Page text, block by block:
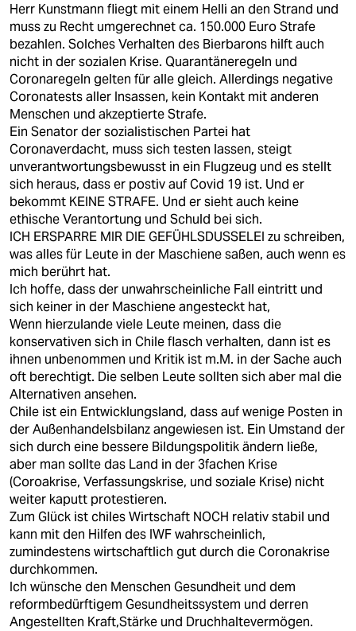
Herr Kunstmann fliegt mit einem Helli an den Strand und
muss zu Recht umgerechnet ca. 150.000 Euro Strafe
bezahlen. Solches Verhalten des Bierbarons hilft auch
nicht in der sozialen Krise. Quarantäneregeln und
Coronaregeln gelten für alle gleich. Allerdings negative
Coronatests aller Insassen, kein Kontakt mit anderen
Menschen und akzeptierte Strafe.
Ein Senator der sozialistischen Partei hat
Coronaverdacht, muss sich testen lassen, steigt
unverantwortungsbewusst in ein Flugzeug und es stellt
sich heraus, dass er postiv auf Covid 19 ist. Und er
bekommt KEINE STRAFE. Und er sieht auch keine
ethische Verantortung und Schuld bei sich.
ICH ERSPARRE MIR DIE GEFÜHLSDUSSELEI zu schreiben,
was alles für Leute in der Maschiene saßen, auch wenn es
mich berührt hat.
Ich hoffe, dass der unwahrscheinliche Fall eintritt und
sich keiner in der Maschiene angesteckt hat,
Wenn hierzulande viele Leute meinen, dass die
konservativen sich in Chile flasch verhalten, dann ist es
ihnen unbenommen und Kritik ist m.M. in der Sache auch
oft berechtigt. Die selben Leute sollten sich aber mal die
Alternativen ansehen.
Chile ist ein Entwicklungsland, dass auf wenige Posten in
der Außenhandelsbilanz angewiesen ist. Ein Umstand der
sich durch eine bessere Bildungspolitik ändern ließe,
aber man sollte das Land in der 3fachen Krise
(Coroakrise, Verfassungskrise, und soziale Krise) nicht
weiter kaputt protestieren.
Zum Glück ist chiles Wirtschaft NOCH relativ stabil und
kann mit den Hilfen des IWF wahrscheinlich,
zumindestens wirtschaftlich gut durch die Coronakrise
durchkommen.
Ich wünsche den Menschen Gesundheit und dem
reformbedürftigem Gesundheitssystem und derren
Angestellten Kraft,Stärke und Druchhaltevermögen.